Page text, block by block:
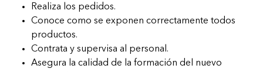
Realiza los pedidos.
Conoce como se exponen correctamente todos
productos.
Contrata y supervisa al personal.
Asegura la calidad de la formación del nuevo